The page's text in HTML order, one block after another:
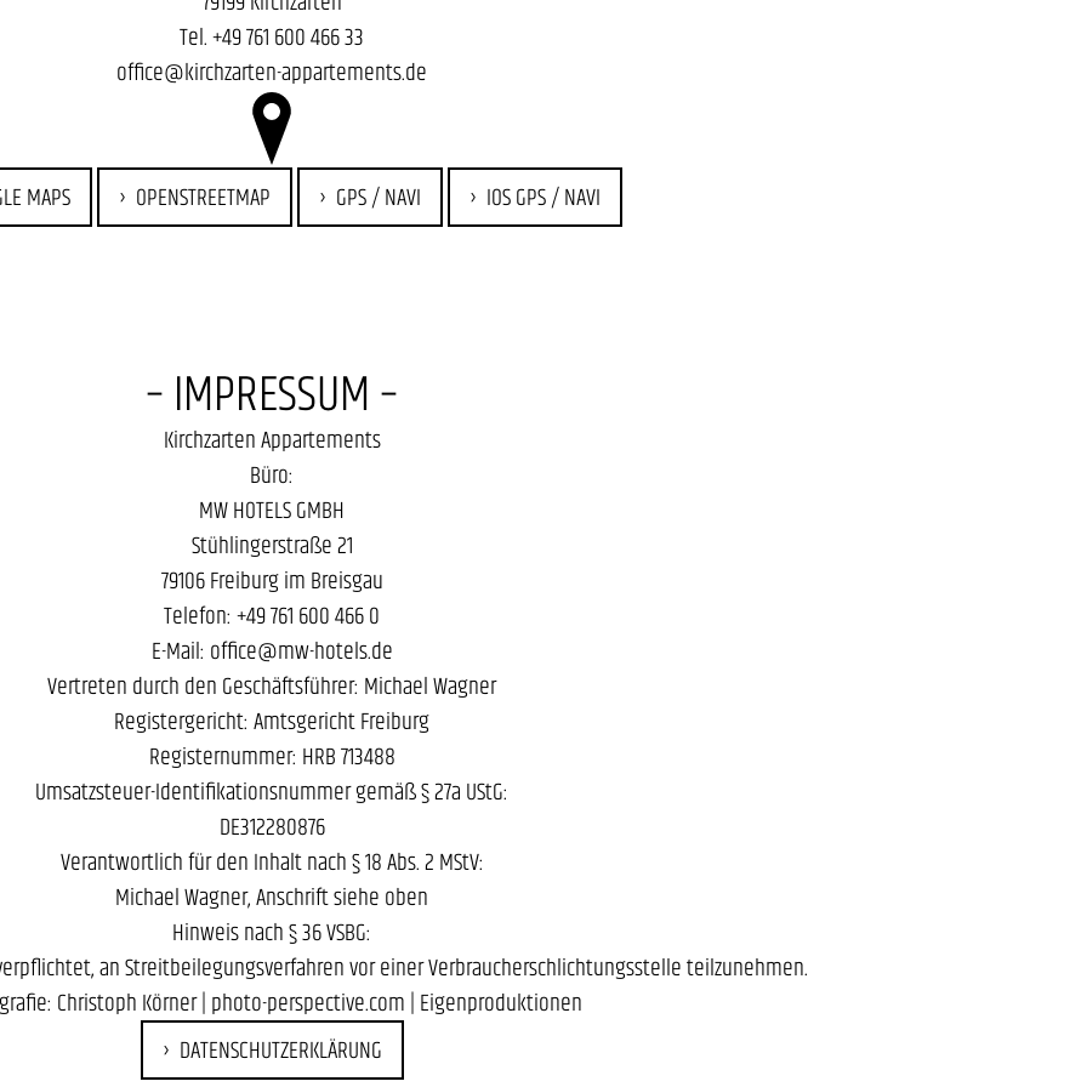
Tel.+49 761 600 466 33
office@kirchzarten-appartements.de
MAPS OPENSTREETMAP GPS / NAVI IOS GPS / NAVI
– IMPRESSUM –
Kirchzarten Appartements
Büro:
MW HOTELS GMBH
Stühlingerstraße 21
79106 Freiburg im Breisgau
Telefon: +49 761 600 466 0
E-Mail: office@mw-hotels.de
Vertreten durch den Geschäftsführer: Michael Wagner
Registergericht: Amtsgericht Freiburg
Registernummer: HRB 713488
Umsatzsteuer-Identifikationsnummer gemäß § 27a UStG:
DE312280876
Verantwortlich für den Inhalt nach § 18 Abs. 2 MStV:
Michael Wagner, Anschrift siehe oben
Hinweis nach § 36 VSBG:
an Streitbeilegungsverfahren vor einer Verbraucherschlichtungsstelle teilzunehmen.
Christoph Körner | photo-perspective.com | Eigenproduktionen
DATENSCHUTZERKLÄRUNG